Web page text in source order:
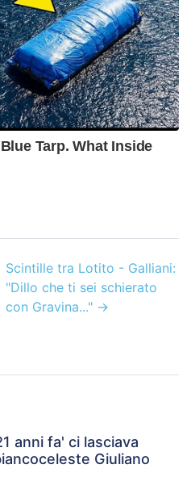
Scintille tra Lotito - Galliani:
"Dillo che ti sei schierato
con Gravina..."→
anni fa' ci lasciava
Giuliano